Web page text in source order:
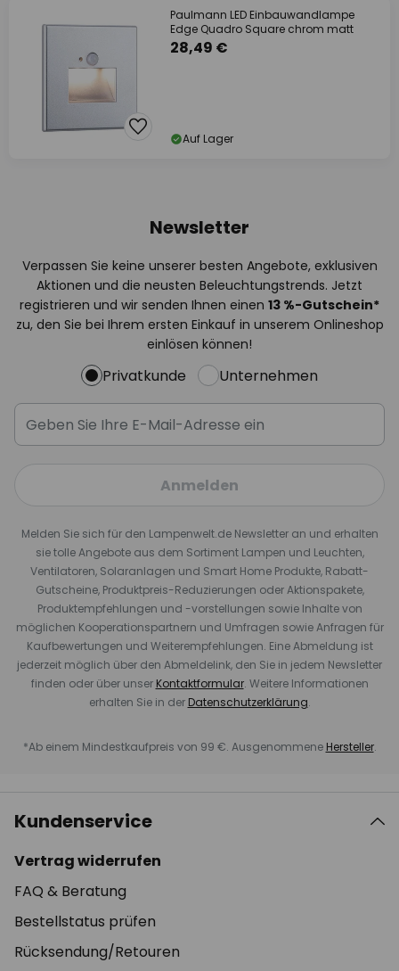
Paulmann LED Einbauwandlampe
Edge Quadro Square chrom matt
28,49 €
Auf Lager
Newsletter
Verpassen Sie keine unserer besten Angebote, exklusiven
Aktionen und die neusten Beleuchtungstrends. Jetzt
registrieren und wir senden Ihnen einen 13 %-Gutschein*
zu, den Sie bei Ihrem ersten Einkauf in unserem Onlineshop
einlösen können!
Privatkunde Unternehmen
Anmelden
Melden Sie sich für den Lampenwelt.de Newsletter an und erhalten
sie tolle Angebote aus dem Sortiment Lampen und Leuchten,
Ventilatoren, Solaranlagen und Smart Home Produkte, Rabatt-
Gutscheine, Produktpreis-Reduzierungen oder Aktionspakete,
Produktempfehlungen und -vorstellungen sowie Inhalte von
möglichen Kooperationspartnern und Umfragen sowie Anfragen für
Kaufbewertungen und Weiterempfehlungen. Eine Abmeldung ist
jederzeit möglich über den Abmeldelink, den Sie in jedem Newsletter
finden oder über unser Kontaktformular. Weitere Informationen
erhalten Sie in der Datenschutzerklärung.
*Ab einem Mindestkaufpreis von 99 €. Ausgenommene Hersteller.
Kundenservice
Vertrag widerrufen
FAQ & Beratung
Bestellstatus prüfen
Rücksendung/Retouren